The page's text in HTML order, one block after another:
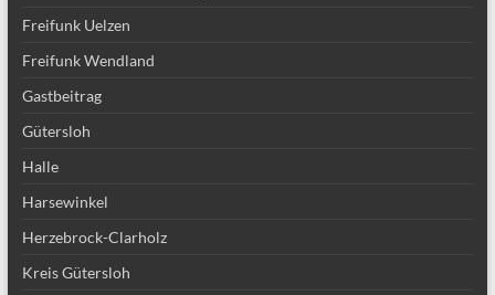
Freifunk Uelzen
Freifunk Wendland
Gastbeitrag
Gütersloh
Halle
Harsewinkel
Herzebrock-Clarholz
Kreis Gütersloh